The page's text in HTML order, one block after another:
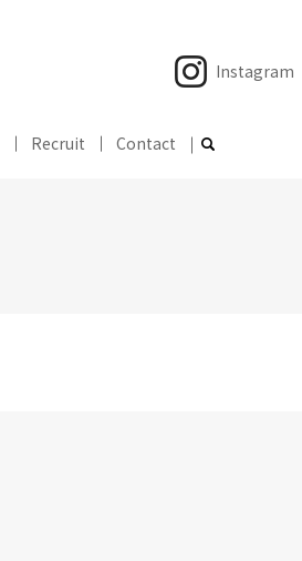
Recruit Contact
Instagram